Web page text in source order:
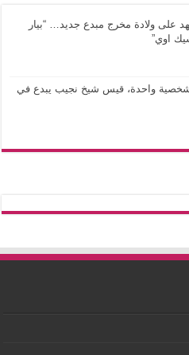
على ولادة مخرج مبدع جديد… “بيار
اوي”
واحدة، قيس شيخ نجيب يبدع في